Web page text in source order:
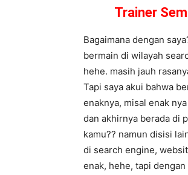
Trainer
Bagaimana dengan
bermain di wilayah
hehe. masih jauh
Tapi saya akui bahwa
enaknya, misal enak
dan akhirnya berada di
kamu?? namun disisi
di search engine,
enak, hehe, tapi